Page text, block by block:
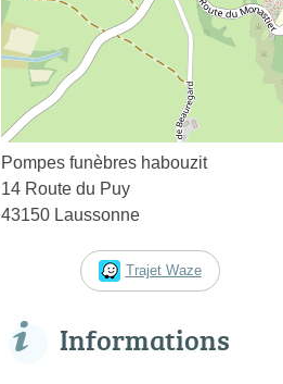
Pompes funèbres habouzit
14 Route du Puy
43150 Laussonne
Trajet Waze
Informations